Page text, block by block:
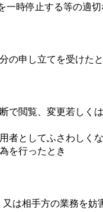
時停⽌する等の適
の申し⽴てを受けた
閲覧、変更若しく
としてふさわしく
を⾏ったとき
は相⼿⽅の業務を妨